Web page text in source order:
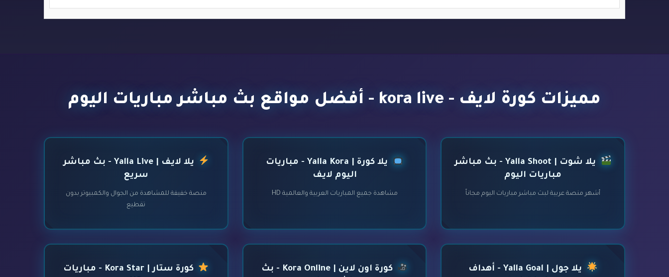
مميزات كورة لايف - kora live - أفضل مواقع بث مباشر مباريات اليوم
يلا شوت | Yalla Shoot - بث مباشر
مباريات اليوم
أشهر منصة عربية لبث مباشر مباريات اليوم مجاناً
يلا كورة | Yalla Kora - مباريات
اليوم لايف
مشاهدة جميع المباريات العربية والعالمية HD
يلا لايف | Yalla Live - بث مباشر
سريع
منصة خفيفة للمشاهدة من الجوال والكمبيوتر بدون
تقطيع
يلا جول | Yalla Goal - أهداف
كورة اون لاين | Kora Online - بث
كورة ستار | Kora Star - مباريات